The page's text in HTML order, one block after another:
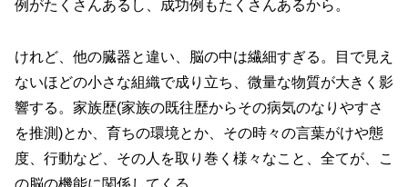
例がたくさんあるし、成功例もたくさんあるから。
けれど、他の臓器と違い、脳の中は繊細すぎる。目で見え
ないほどの小さな組織で成り立ち、微量な物質が大きく影
響する。家族歴(家族の既往歴からその病気のなりやすさ
を推測)とか、育ちの環境とか、その時々の言葉がけや態
度、行動など、その人を取り巻く様々なこと、全てが、こ
の脳の機能に関係してくる。